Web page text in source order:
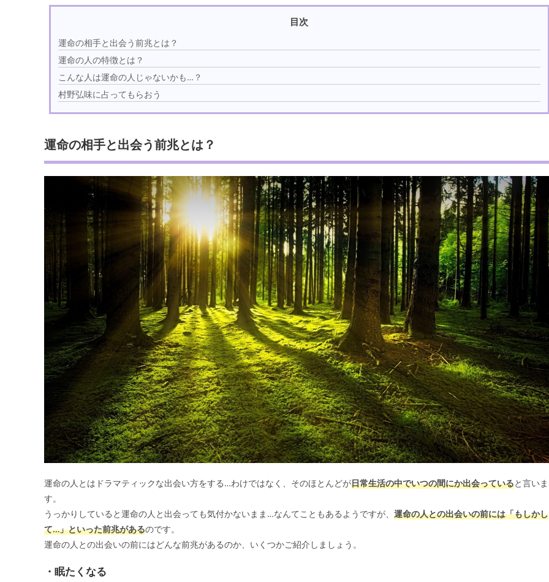
目次
運命の相手と出会う前兆とは？
運命の人の特徴とは？
こんな人は運命の人じゃないかも…？
村野弘味に占ってもらおう
運命の相手と出会う前兆とは？
運命の人とはドラマティックな出会い方をする…わけではなく、そのほとんどが日常生活の中でいつの間にか出会っていると言いま
す。
うっかりしていると運命の人と出会っても気付かないまま…なんてこともあるようですが、 運命の人との出会いの前には「もしかし
て…」といった前兆があるのです。
運命の人との出会いの前にはどんな前兆があるのか、いくつかご紹介しましょう。
・眠たくなる